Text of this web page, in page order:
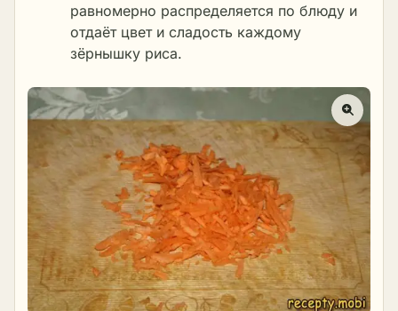
равномерно распределяется по блюду и
отдаёт цвет и сладость каждому
зёрнышку риса.